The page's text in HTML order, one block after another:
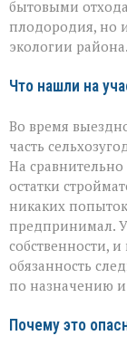
бытовыми
плодородия, но
экологии района.
Что нашли на
Во время
часть
На
остатки
никаких
предпринимал.
собственности,
обязанность
по назначению и
Почему это